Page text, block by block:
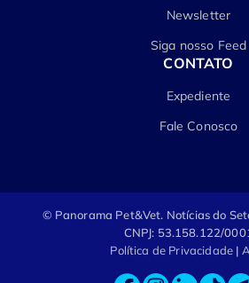
Newsletter
Siga nosso Feed
CONTATO
Expediente
Fale Conosco
© Panorama Pet&Vet. Notícias do
CNPJ: 53.158.122/
Política de Privacidade |